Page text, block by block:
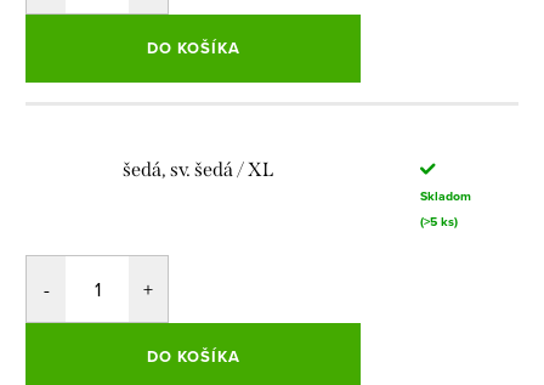
DO KOŠÍKA
šedá, sv. šedá / XL
Skladom
(>5 ks)
DO KOŠÍKA